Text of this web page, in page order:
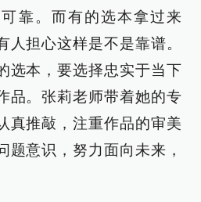
靠。而有的选本拿过来
人担心这样是不是靠谱。
选本，要选择忠实于当下
品。张莉老师带着她的专
真推敲，注重作品的审美
题意识，努力面向未来，